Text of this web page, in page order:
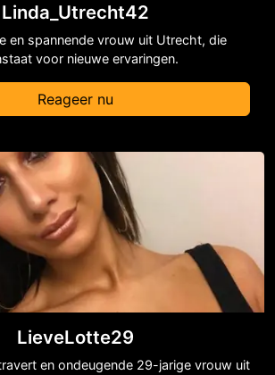
Linda_Utrecht42
en spannende vrouw uit Utrecht, die
voor nieuwe ervaringen.
Reageer nu
LieveLotte29
en ondeugende 29-jarige vrouw uit